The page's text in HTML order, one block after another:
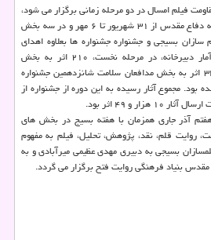
فیلم امسال در دو مرحله زمانی برگزار می شود،
مرحله اول مقاومت همزمان با هفته دفاع مقدس از ۳۱ شهریور تا ۶ مهر و در سه بخش
بسیجی و جشنواره جشنواره ها بعلاوه اهدای
نشان رسول اجرا شد. برمبنای آمار دبیرخانه، در مرحله نخست، ۲۱۰ اثر به بخش
جشنواره جشنواره ها و هزار و ۳۴۲ اثر به بخش مدافعان سلامت شانزدهمین جشنواره
بود. مجموع آثار رسیده به این دوره از جشنواره از
و ۴۹ اثر بود.
آذر جاری همزمان با هفته بسیج در بخش های
روایت قلم، نقد، پژوهش، تحلیل، فیلم به مفهوم
بسیجی به دبیری مهدی عظیمی میرآبادی و به
بنیاد فرهنگی روایت فتح برگزار می گردد.